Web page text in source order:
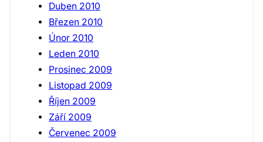
Duben 2010
Březen 2010
Únor 2010
Leden 2010
Prosinec 2009
Listopad 2009
Říjen 2009
Září 2009
Červenec 2009